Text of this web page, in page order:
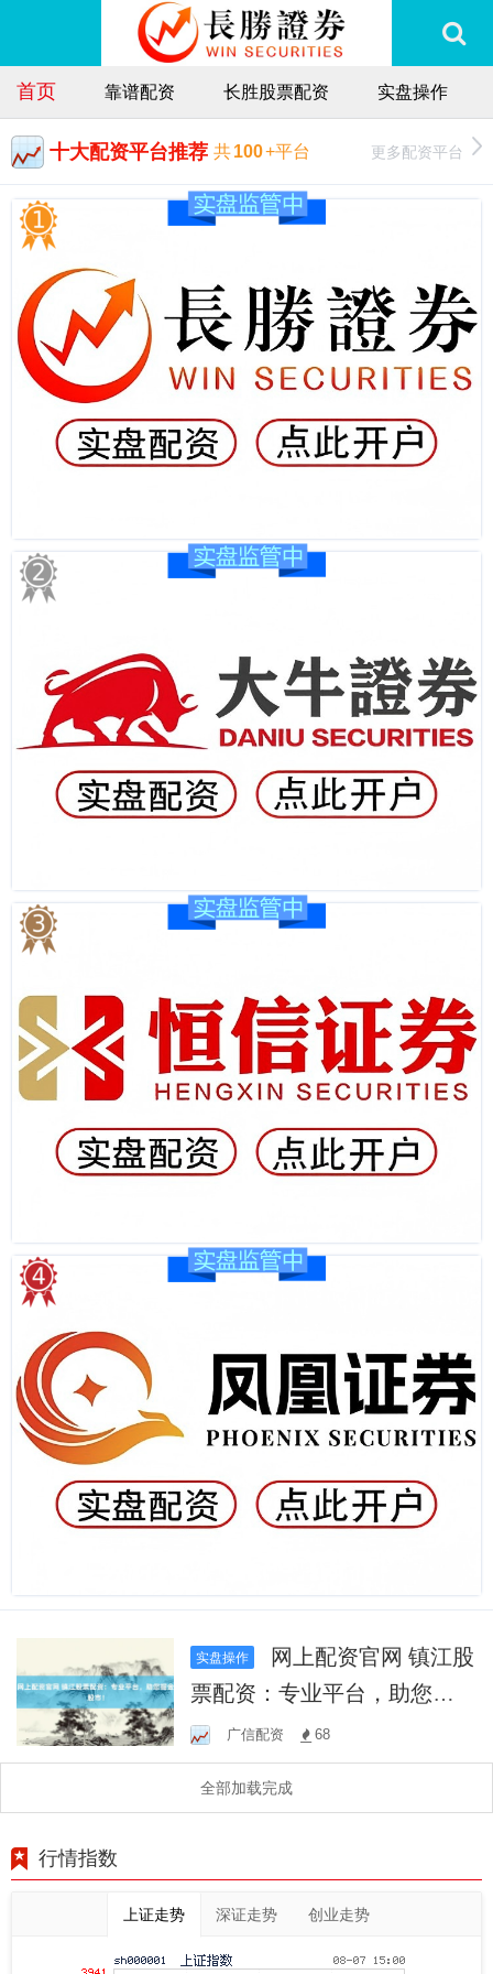
首页 靠谱配资 长胜股票配资 实盘操作
十大配资平台推荐 共100+平台 更多配资平台
实盘操作
票配资：专业平台，助您掘
金股市！
广信配资 68
全部加载完成
行情指数
上证走势 深证走势 创业走势